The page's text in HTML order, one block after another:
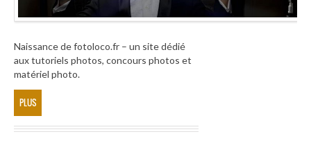
Naissance de fotoloco.fr – un site dédié
aux tutoriels photos, concours photos et
matériel photo.
PLUS